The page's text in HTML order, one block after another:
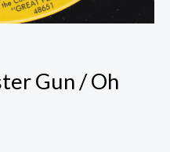
Gun / Oh